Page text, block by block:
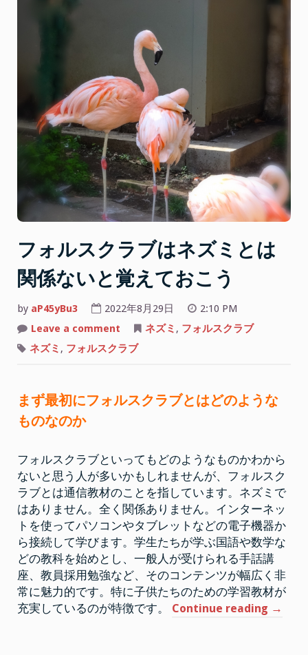
フォルスクラブはネズミとは
関係ないと覚えておこう
by aP45yBu3 2022年8月29日
2:10 PM
Leave a comment
ォ
ル
ブ
は
関
係
な
い
と
覚
え
て
お
こ
う
ネズミ , フォルスクラブ
ネズミ , フォルスクラブ
まず最初にフォルスクラブとはどのような
ものなのか
フォルスクラブといってもどのようなものかわから
ないと思う人が多いかもしれませんが、フォルスク
ラブとは通信教材のことを指しています。ネズミで
はありません。全く関係ありません。インターネッ
トを使ってパソコンやタブレットなどの電子機器か
ら接続して学びます。学生たちが学ぶ国語や数学な
どの教科を始めとし、一般人が受けられる手話講
座、教員採用勉強など、そのコンテンツが幅広く非
常に魅力的です。特に子供たちのための学習教材が
充実しているのが特徴です。 Continue reading “フ
→